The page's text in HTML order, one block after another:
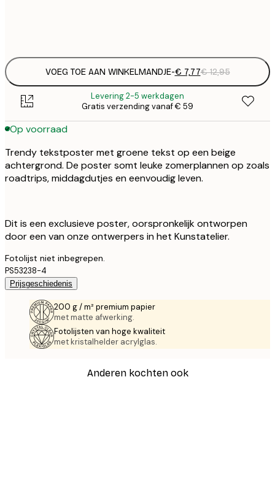
VOEG TOE AAN WINKELMANDJE-€ 7,77€ 12,95
Levering 2-5 werkdagen
Gratis verzending vanaf € 59
Op voorraad
Trendy tekstposter met groene tekst op een beige
achtergrond. De poster somt leuke zomerplannen op zoals
roadtrips, middagdutjes en eenvoudig leven.
Dit is een exclusieve poster, oorspronkelijk ontworpen
door een van onze ontwerpers in het Kunstatelier.
Fotolijst niet inbegrepen.
PS53238-4
Prijsgeschiedenis
200 g / m² premium papier
met matte afwerking.
Fotolijsten van hoge kwaliteit
met kristalhelder acrylglas.
Anderen kochten ook